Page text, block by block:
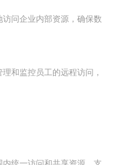
问企业内部资源，确保数
和监控员工的远程访问，